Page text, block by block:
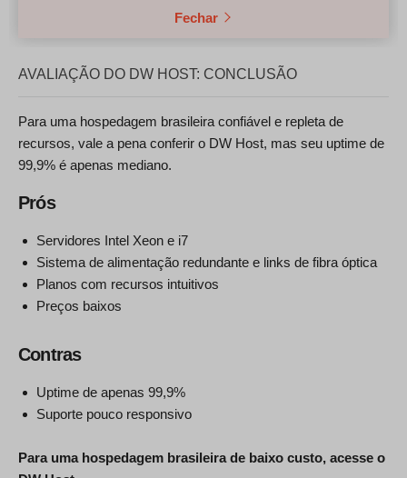
Fechar
AVALIAÇÃO DO DW HOST: CONCLUSÃO
Para uma hospedagem brasileira confiável e repleta de
recursos, vale a pena conferir o DW Host, mas seu uptime de
99,9% é apenas mediano.
Prós
Servidores Intel Xeon e i7
Sistema de alimentação redundante e links de fibra óptica
Planos com recursos intuitivos
Preços baixos
Contras
Uptime de apenas 99,9%
Suporte pouco responsivo
Para uma hospedagem brasileira de baixo custo, acesse o